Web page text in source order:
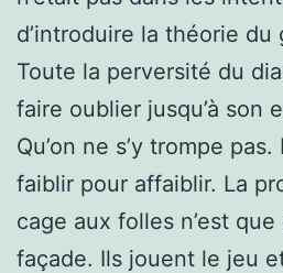
d’introduire la théorie du
Toute la perversité du
faire oublier jusqu’à son
Qu’on ne s’y trompe
faiblir pour affaiblir. La
cage aux folles n’est
façade. Ils jouent le jeu